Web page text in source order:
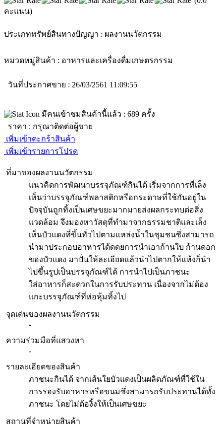
คะแนน)
ประเภททรัพย์สินทางปัญญา : ผลงานนวัตกรรม
หมวดหมู่สินค้า : อาหารและเครื่องดื่มเกษตรกรรม
วันที่ประกาศขาย : 26/03/2561 11:09:55
มีคนเข้าชมสินค้านี้แล้ว : 689 ครั้ง
ราคา : กรุณาติดต่อผู้ขาย
เพิ่มเข้าตะกร้าสินค้า
เพิ่มเข้ารายการโปรด
ที่มาของผลงานนวัตกรรม
แนวคิดการพัฒนาบรรจุภัณฑ์กินได้ เริ่มจากการที่เล็ง
เห็นว่าบรรจุภัณฑ์พลาสติกหรือกระดาษที่ใช้กันอยู่ใน
ปัจจุบันถูกทิ้งเป็นเศษขยะมากมายส่งผลกระทบต่อสิ่ง
แวดล้อม จึงมองหาวัสดุที่ทำมาจากธรรมชาติและเล็ง
เห็นบัวแดงที่ขึ้นทั่วไปตามแหล่งน้ำในชุมชนซึ่งสามารถ
นำมาประกอบอาหารได้ดดยการนำเอาก้านใบ ก้านดอก
ของบัวแดง มาปั่นให้ละเอียดแล้วนำไปตากให้แห้งก็นำ
ไปขึ้นรูปเป็นบรรจุภัณฑ์ได้ การนำไปเป็นภาชนะ
ใส่อาหารก็สะดวกในการรับประทาน เนื่องจากไม่ต้อง
แกะบรรจุภัณฑ์ที่ห่อหุ้มทิ้งไป
จุดเด่นของผลงานนวัตกรรม
-
ความร่วมมือที่แสวงหา
-
รายละเอียดของสินค้า
ภาชนะกินได้ จากเส้นใยบัวแดงเป็นผลิตภัณฑ์ที่ใช้ใน
การรองรับอาหารหรือขนมซึ่งสามารถรับประทานได้ทั้ง
ภาชนะ โดยไม่ต้องิ้งให้เป็นเศษขยะ
สถานที่จำหน่ายสินค้า